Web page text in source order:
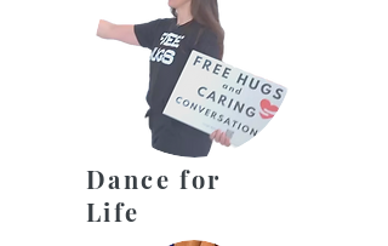
Dance for
Life